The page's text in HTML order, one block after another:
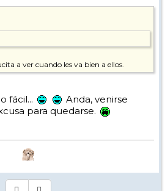
a ver cuando les va bien a ellos.
fácil...
Anda, venirse
para quedarse.